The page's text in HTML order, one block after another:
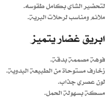
لتحضير الشاي بكامل طقوسه.
ملائم ومناسب لرحلات البرية.
ابريق غضار يتميز
فوهة مصممة بدقة.
زخارف مستوحاة من الطبيعة البدوية.
لون عصري جذاب.
مسكة بسهولة الحمل.